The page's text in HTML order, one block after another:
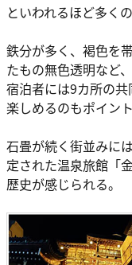
といわれるほど多く
鉄分が多く、褐色を
たもの無色透明など
宿泊者には9カ所の
楽しめるのもポイント
石畳が続く街並みに
定された温泉旅館「
歴史が感じられる。